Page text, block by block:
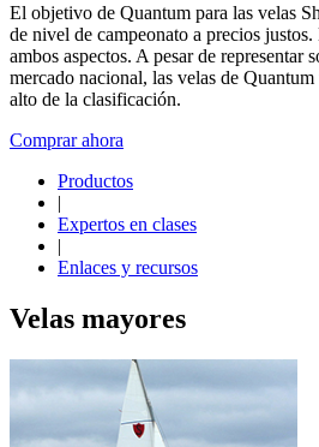
El objetivo de Quantum para las velas
de nivel de campeonato a precios
ambos aspectos. A pesar de representar
mercado nacional, las velas de
alto de la clasificación.
Comprar ahora
Productos
|
Expertos en clases
|
Enlaces y recursos
Velas mayores